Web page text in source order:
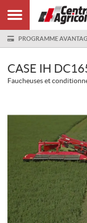
PROGRAMME
CASE IH
Faucheuses et